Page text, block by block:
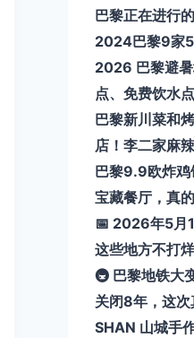
巴黎正在进行
2024巴黎9家
2026 巴黎避
点、免费饮水点
巴黎新川菜和
店！李二家麻
巴黎9.9欧炸
宝藏餐厅，真
📅 2026年5月
这些地方不打烊
🚇 巴黎地铁大
关闭8年，这
SHAN 山城手